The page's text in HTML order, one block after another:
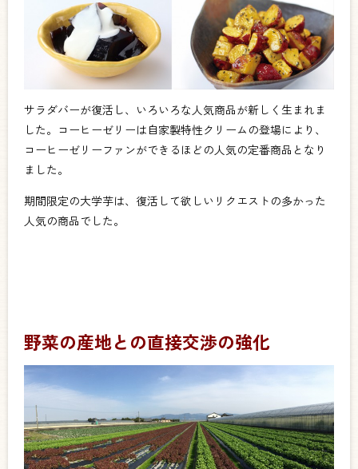
サラダバーが復活し、いろいろな人気商品が新しく生まれま
した。コーヒーゼリーは自家製特性クリームの登場により、
コーヒーゼリーファンができるほどの人気の定番商品となり
ました。
期間限定の大学芋は、復活して欲しいリクエストの多かった
人気の商品でした。
野菜の産地との直接交渉の強化